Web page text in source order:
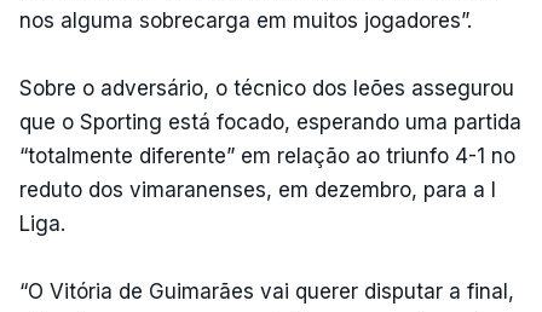
nos alguma sobrecarga em muitos jogadores”.
Sobre o adversário, o técnico dos leões assegurou
que o Sporting está focado, esperando uma partida
“totalmente diferente” em relação ao triunfo 4-1 no
reduto dos vimaranenses, em dezembro, para a I
Liga.
“O Vitória de Guimarães vai querer disputar a final,